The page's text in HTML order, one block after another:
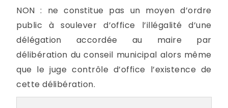
NON : ne constitue pas un moyen d’ordre
public à soulever d’office l’illégalité d’une
délégation accordée au maire par
délibération du conseil municipal alors même
que le juge contrôle d’office l’existence de
cette délibération.